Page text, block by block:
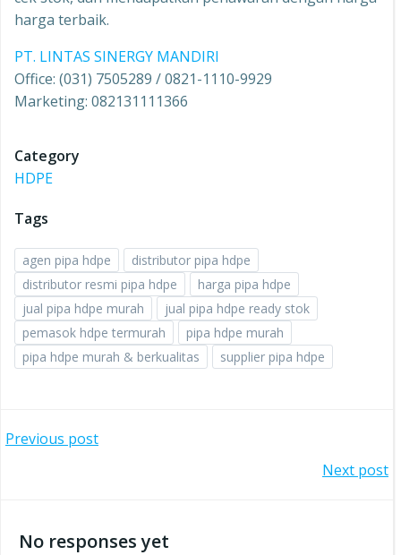
harga terbaik.
PT. LINTAS SINERGY MANDIRI
Office: (031) 7505289 / 0821-1110-9929
Marketing: 082131111366
Category
HDPE
Tags
agen pipa hdpe
distributor pipa hdpe
distributor resmi pipa hdpe
harga pipa hdpe
jual pipa hdpe murah
jual pipa hdpe ready stok
pemasok hdpe termurah
pipa hdpe murah
pipa hdpe murah & berkualitas
supplier pipa hdpe
Post
Previous post
navigation
Next post
No responses yet